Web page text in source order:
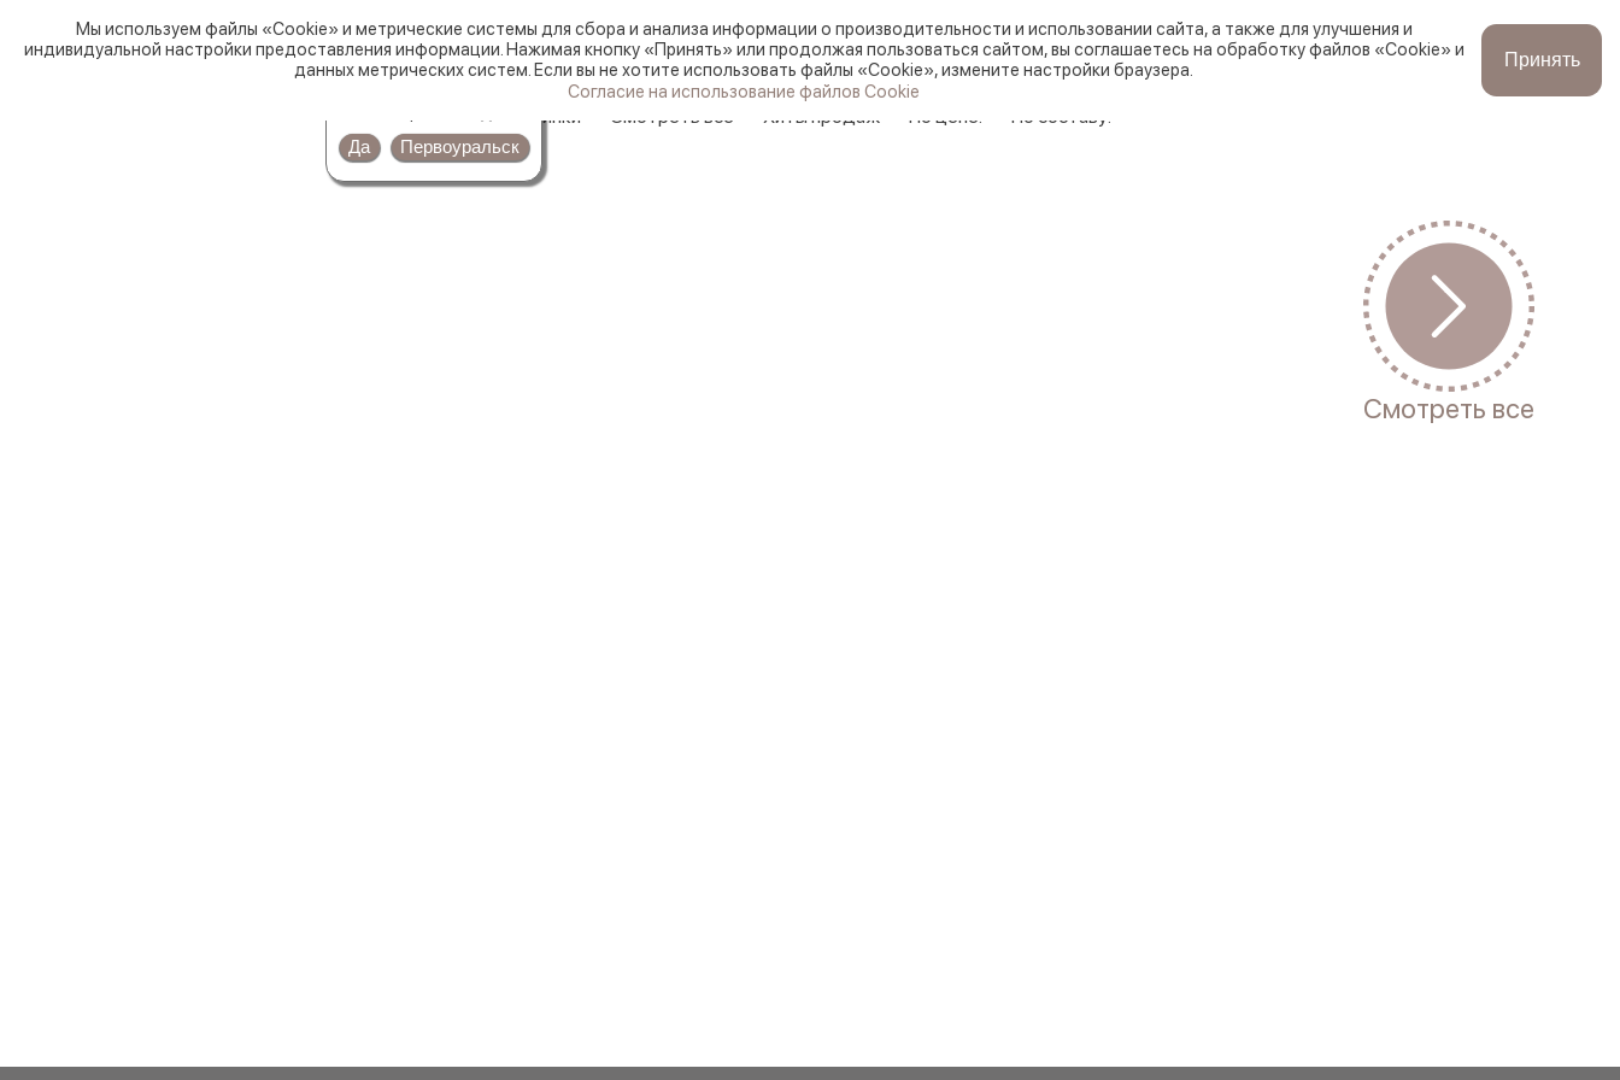
Ревда
Круглосуточно
Да
Первоуральск
Заказ цветов и букетов:
Корзина
Новинки Смотреть все Хиты продаж По цене: По составу:
Смотреть все
Мы используем файлы «Cookie» и метрические системы для сбора и анализа информации о производительности и использовании сайта, а также для улучшения и
индивидуальной настройки предоставления информации. Нажимая кнопку «Принять» или продолжая пользоваться сайтом, вы соглашаетесь на обработку файлов «Cookie» и
данных метрических систем. Если вы не хотите использовать файлы «Cookie», измените настройки браузера.
Принять
Согласие на использование файлов Cookie